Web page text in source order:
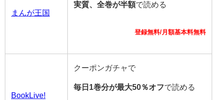
まんが王国
実質、全巻が半額で読める
登録無料/月額基本料無料
BookLive!
クーポンガチャで
毎日1巻分が最大50％オフで読める